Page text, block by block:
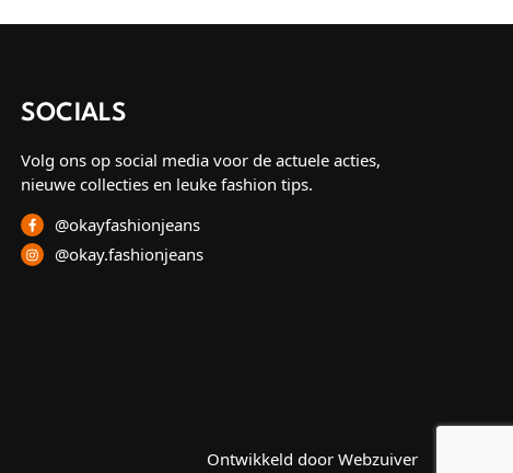
SOCIALS
Volg ons op social media voor de actuele acties,
nieuwe collecties en leuke fashion tips.
@okayfashionjeans
@okay.fashionjeans
Ontwikkeld door Webzuiver